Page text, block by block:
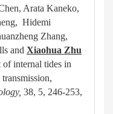
Arata Kaneko,
Hidemi
Zhang,
and Xiaohua Zhu
internal tides in
,
, 38, 5, 246-253,